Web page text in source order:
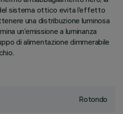
sistema ottico evita l’effetto
una distribuzione luminosa
un’emissione a luminanza
di alimentazione dimmerabile
Rotondo